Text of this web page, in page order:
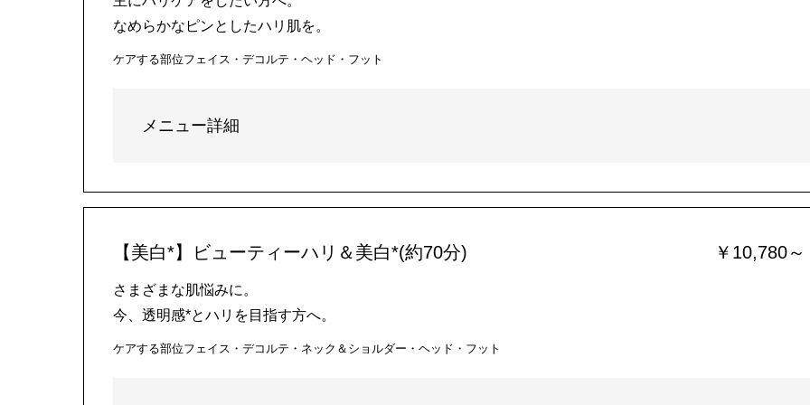
なめらかなピンとしたハリ肌を。
ケアする部位フェイス・デコルテ・ヘッド・フット
メニュー詳細
【美白*】ビューティーハリ＆美白*(約70分) ￥10,780～
さまざまな肌悩みに。
今、透明感*とハリを目指す方へ。
ケアする部位フェイス・デコルテ・ネック＆ショルダー・ヘッド・フット